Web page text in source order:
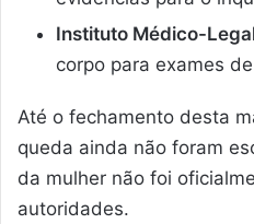
Instituto Médico-
corpo para exames
Até o fechamento desta
queda ainda não foram
da mulher não foi
autoridades.